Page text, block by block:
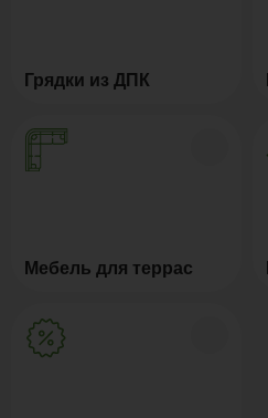
Грядки из ДПК
Мебель для террас